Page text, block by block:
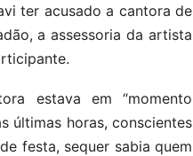
ter acusado a cantora de
a assessoria da artista
estava em “momento
últimas horas, conscientes
festa, sequer sabia quem